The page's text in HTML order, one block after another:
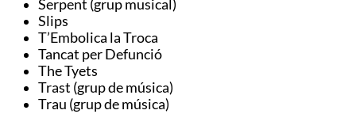
Serpent (grup musical)
Slips
T’Embolica la Troca
Tancat per Defunció
The Tyets
Trast (grup de música)
Trau (grup de música)